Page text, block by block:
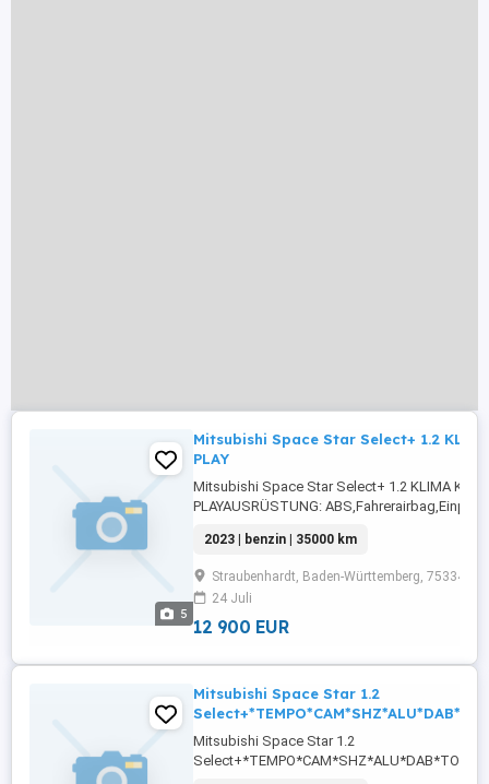
5
Mitsubishi Space Star Select+ 1.2 KLIMA
PLAY
Mitsubishi Space Star Select+ 1.2 KLIMA
PLAYAUSRÜSTUNG:
Radio,Servolenkung,Elektrische
...
2023 | benzin | 35000 km
Straubenhardt, Baden-Württemberg, 75334
24 Juli
12 900 EUR
Mitsubishi Space Star 1.2
Mitsubishi Space Star 1.2